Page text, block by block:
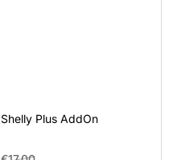
Shelly Plus AddOn